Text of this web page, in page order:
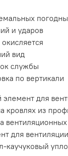
и ударов
вид
службы
по вертикали
для
кровлях из
вентиляционных
для
каучуковый